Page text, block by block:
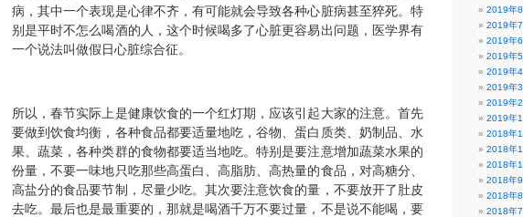
病，其中一个表现是心律不齐，有可能就会导致各种心脏病甚至猝死。特
别是平时不怎么喝酒的人，这个时候喝多了心脏更容易出问题，医学界有
一个说法叫做假日心脏综合征。
所以，春节实际上是健康饮食的一个红灯期，应该引起大家的注意。首先
要做到饮食均衡，各种食品都要适量地吃，谷物、蛋白质类、奶制品、水
果、蔬菜，各种类群的食物都要适当地吃。特别是要注意增加蔬菜水果的
份量，不要一味地只吃那些高蛋白、高脂肪、高热量的食品，对高糖分、
高盐分的食品要节制，尽量少吃。其次要注意饮食的量，不要放开了肚皮
去吃。最后也是最重要的，那就是喝酒千万不要过量，不是说不能喝，要
2019年8
2019年7
2019年6
2019年5
2019年4
2019年3
2019年2
2019年1
2018年
2018年
2018年
2018年9
2018年8
2018年7